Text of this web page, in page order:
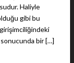
Haliyle
gibi bu
bir […]